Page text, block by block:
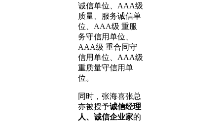
诚信单位、AAA级
质量、服务诚信单
位、AAA级 重服
务守信用单位、
AAA级 重合同守
信用单位、AAA级
重质量守信用单
位。
同时，张海喜张总
亦被授予诚信经理
人、诚信企业家的